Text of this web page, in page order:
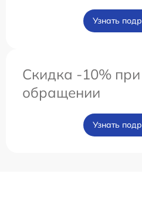
Узнать
Скидка -10%
обращении
Узнать